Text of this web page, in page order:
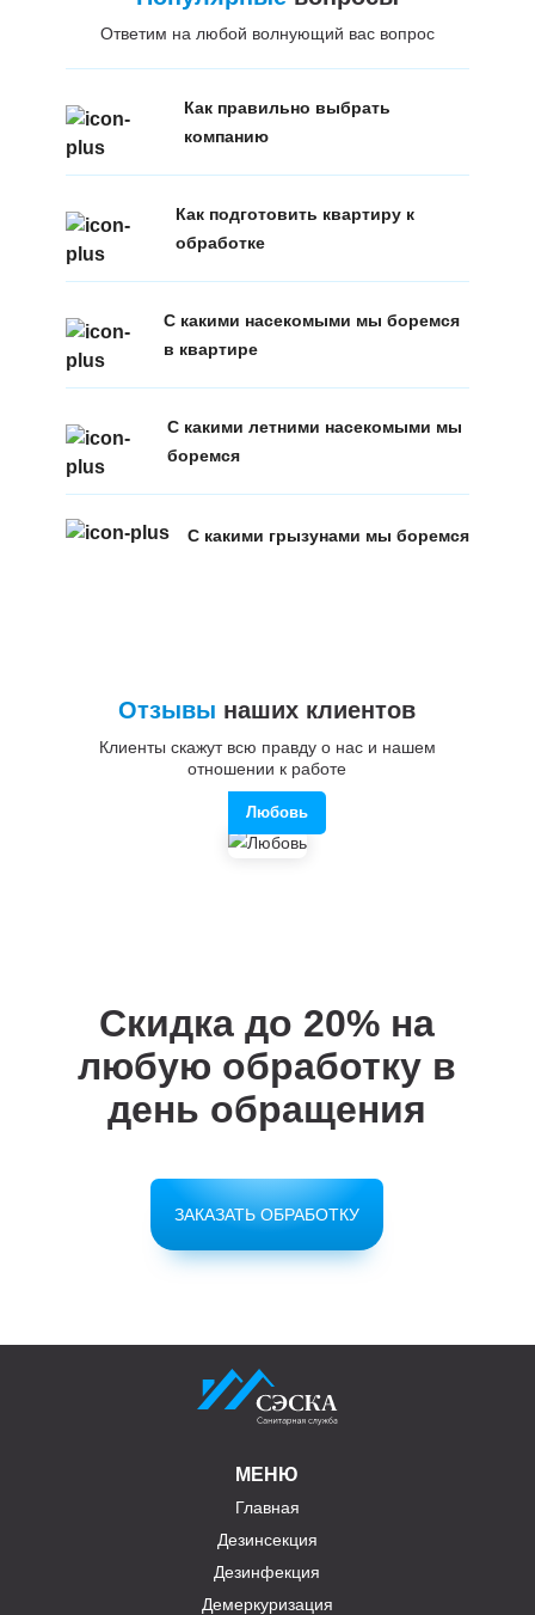
Ответим на любой волнующий вас вопрос
Как правильно выбрать
компанию
Как подготовить квартиру к
обработке
С какими насекомыми мы боремся
в квартире
С какими летними насекомыми мы
боремся
С какими грызунами мы боремся
Отзывы наших клиентов
Клиенты скажут всю правду о нас и нашем
отношении к работе
Любовь
Скидка до 20% на
любую обработку в
день обращения
ЗАКАЗАТЬ ОБРАБОТКУ
МЕНЮ
Главная
Дезинсекция
Дезинфекция
Демеркуризация